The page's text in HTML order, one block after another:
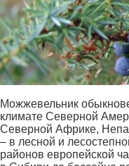
Можжевельник
климате Северной
Северной Африке,
– в лесной и
районов европейской